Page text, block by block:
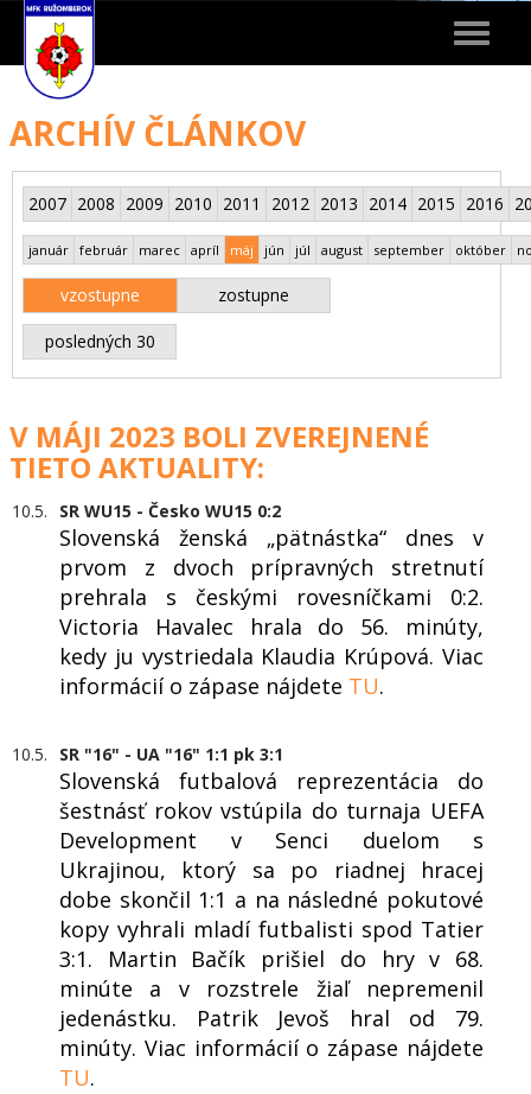
Toggle
ARCHÍV ČLÁNKOV
2007 2008 2009 2010 2011 2012 2013 2014 2015 2016
január február marec apríl máj jún júl august september október
vzostupne zostupne
posledných 30
V MÁJI 2023 BOLI ZVEREJNENÉ
TIETO AKTUALITY:
10.5. SR WU15 - Česko WU15 0:2
Slovenská ženská „pätnástka“ dnes v
prvom z dvoch prípravných stretnutí
prehrala s českými rovesníčkami 0:2.
Victoria Havalec hrala do 56. minúty,
kedy ju vystriedala Klaudia Krúpová. Viac
informácií o zápase nájdete TU.
10.5. SR "16" - UA "16" 1:1 pk 3:1
Slovenská futbalová reprezentácia do
šestnásť rokov vstúpila do turnaja UEFA
Development v Senci duelom s
Ukrajinou, ktorý sa po riadnej hracej
dobe skončil 1:1 a na následné pokutové
kopy vyhrali mladí futbalisti spod Tatier
3:1. Martin Bačík prišiel do hry v 68.
minúte a v rozstrele žiaľ nepremenil
jedenástku. Patrik Jevoš hral od 79.
minúty. Viac informácií o zápase nájdete
TU.